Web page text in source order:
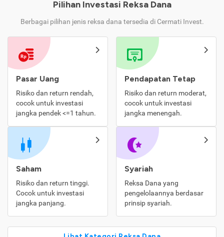
Pilihan Investasi Reksa Dana
Berbagai pilihan jenis reksa dana tersedia di Cermati Invest.
Pasar Uang
Risiko dan return rendah,
cocok untuk investasi
jangka pendek <=1 tahun.
Pendapatan Tetap
Risiko dan return moderat,
cocok untuk investasi
jangka menengah.
Saham
Risiko dan return tinggi.
Cocok untuk investasi
jangka panjang.
Syariah
Reksa Dana yang
pengelolaannya berdasar
prinsip syariah.